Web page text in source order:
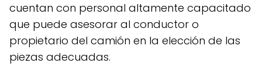
cuentan con personal altamente capacitado
que puede asesorar al conductor o
propietario del camión en la elección de las
piezas adecuadas.